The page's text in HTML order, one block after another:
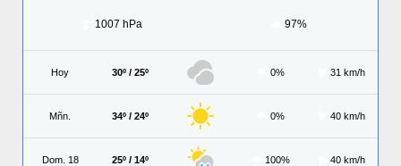
1007 hPa 97%
Hoy 30º / 25º 0% 31 km/h
Mñn. 34º / 24º 0% 40 km/h
Dom. 18 25º / 14º 100% 40 km/h